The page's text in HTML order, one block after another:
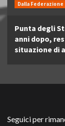
Dalla Federazione
Punta degli
anni dopo,
situazione di
Seguici per